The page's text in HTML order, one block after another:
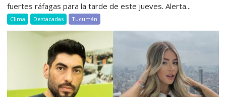
fuertes ráfagas para la tarde de este jueves. Alerta...
Clima Destacadas Tucumán